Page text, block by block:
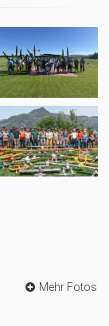
Mehr Fotos